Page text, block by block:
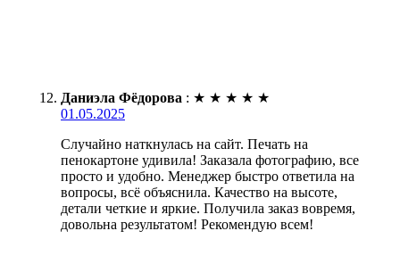
Даниэла Фёдорова : ★ ★ ★ ★ ★
01.05.2025
Случайно наткнулась на сайт. Печать на
пенокартоне удивила! Заказала фотографию, все
просто и удобно. Менеджер быстро ответила на
вопросы, всё объяснила. Качество на высоте,
детали четкие и яркие. Получила заказ вовремя,
довольна результатом! Рекомендую всем!